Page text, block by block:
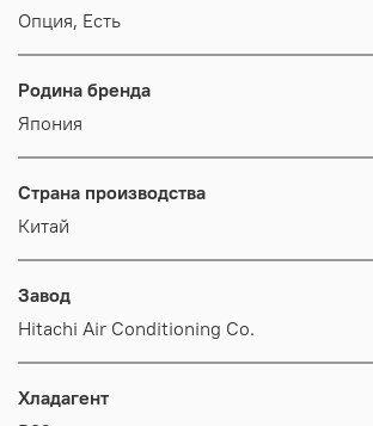
Опция, Есть
Родина бренда
Япония
Страна производства
Китай
Завод
Hitachi Air Conditioning Co.
Хладагент